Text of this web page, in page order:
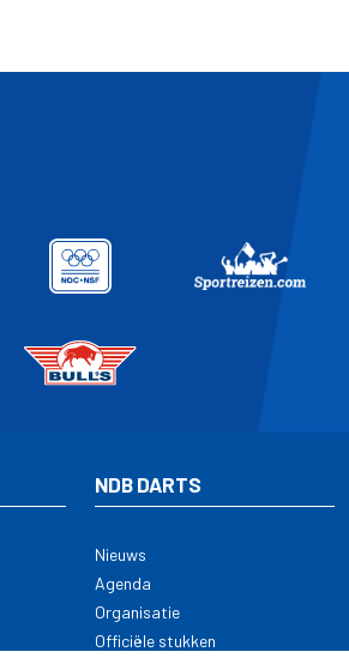
NDB DARTS
Nieuws
Agenda
Organisatie
Officiële stukken